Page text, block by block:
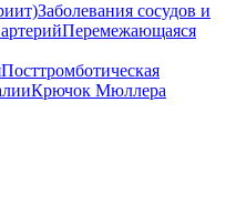
Заболевания сосудов и
Перемежающаяся
Посттромботическая
Крючок Мюллера